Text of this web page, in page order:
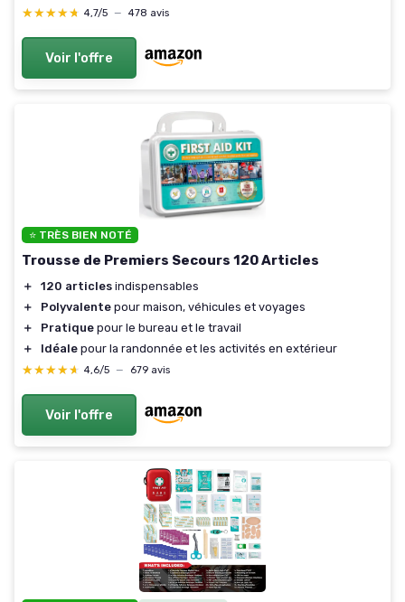
★★★★★
★★★★★ 4,7/5 — 478 avis
Voir l'offre
⭐ TRÈS BIEN NOTÉ
Trousse de Premiers Secours 120 Articles
＋ 120 articles indispensables
＋
Polyvalente pour maison, véhicules et voyages
＋
Pratique pour le bureau et le travail
＋
Idéale pour la randonnée et les activités en extérieur
★★★★★
★★★★★ 4,6/5 — 679 avis
Voir l'offre